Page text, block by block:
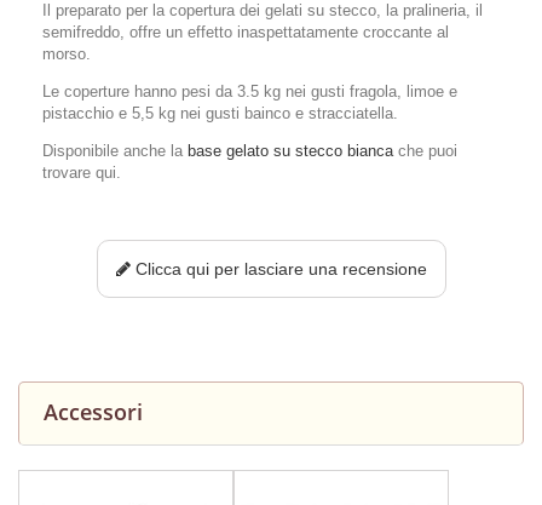
Il preparato per la copertura dei gelati su stecco, la pralineria, il
semifreddo, offre un effetto inaspettatamente croccante al
morso.
Le coperture hanno pesi da 3.5 kg nei gusti fragola, limoe e
pistacchio e 5,5 kg nei gusti bainco e stracciatella.
Disponibile anche la base gelato su stecco bianca che puoi
trovare qui.
Clicca qui per lasciare una recensione
Accessori